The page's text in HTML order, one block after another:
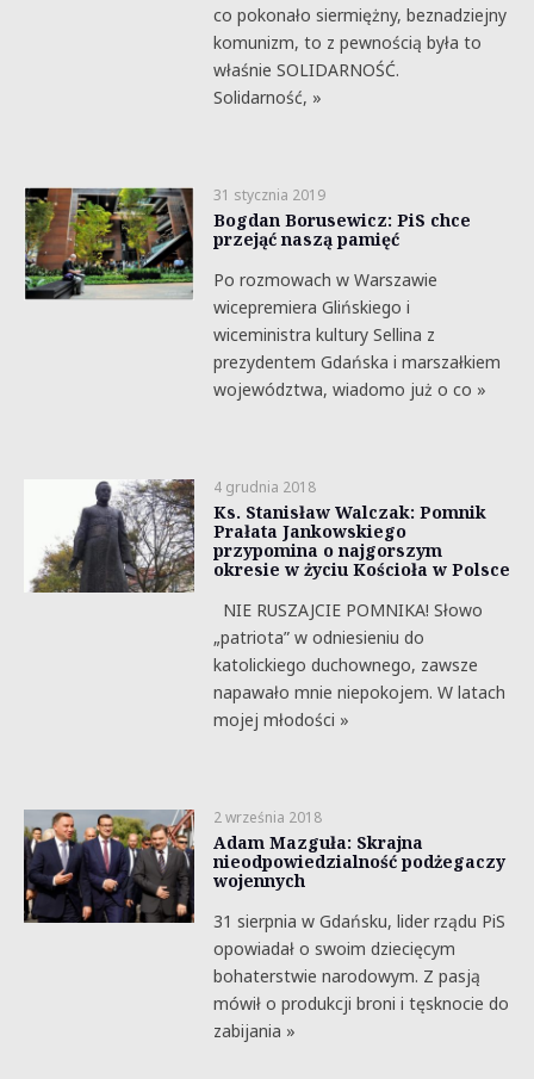
co pokonało siermiężny, beznadziejny
komunizm, to z pewnością była to
właśnie SOLIDARNOŚĆ.
Solidarność, »
31 stycznia 2019
Bogdan Borusewicz: PiS chce
przejąć naszą pamięć
Po rozmowach w Warszawie
wicepremiera Glińskiego i
wiceministra kultury Sellina z
prezydentem Gdańska i marszałkiem
województwa, wiadomo już o co »
4 grudnia 2018
Ks. Stanisław Walczak: Pomnik
Prałata Jankowskiego
przypomina o najgorszym
okresie w życiu Kościoła w Polsce
NIE RUSZAJCIE POMNIKA! Słowo
„patriota” w odniesieniu do
katolickiego duchownego, zawsze
napawało mnie niepokojem. W latach
mojej młodości »
2 września 2018
Adam Mazguła: Skrajna
nieodpowiedzialność podżegaczy
wojennych
31 sierpnia w Gdańsku, lider rządu PiS
opowiadał o swoim dziecięcym
bohaterstwie narodowym. Z pasją
mówił o produkcji broni i tęsknocie do
zabijania »